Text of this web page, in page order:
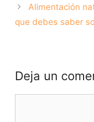
Alimentación
que debes saber
Deja un